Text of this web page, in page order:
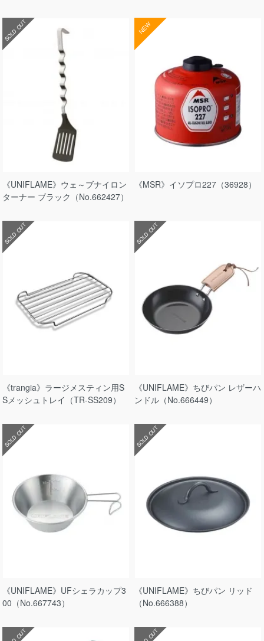
SOLD OUT
《UNIFLAME》ウェ～ブナイロン
ターナー ブラック（No.662427）
NEW
《MSR》イソプロ227（36928）
SOLD OUT
《trangia》ラージメスティン用S
Sメッシュトレイ（TR-SS209）
SOLD OUT
《UNIFLAME》ちびパン レザーハ
ンドル（No.666449）
SOLD OUT
《UNIFLAME》UFシェラカップ3
00（No.667743）
SOLD OUT
《UNIFLAME》ちびパン リッド
（No.666388）